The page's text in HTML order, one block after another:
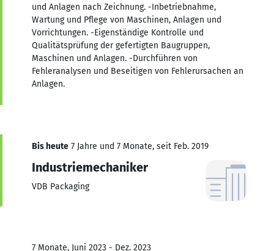
und Anlagen nach Zeichnung. -Inbetriebnahme,
Wartung und Pflege von Maschinen, Anlagen und
Vorrichtungen. -Eigenständige Kontrolle und
Qualitätsprüfung der gefertigten Baugruppen,
Maschinen und Anlagen. -Durchführen von
Fehleranalysen und Beseitigen von Fehlerursachen an
Anlagen.
Bis heute 7 Jahre und 7 Monate, seit Feb. 2019
Industriemechaniker
VDB Packaging
7 Monate, Juni 2023 - Dez. 2023